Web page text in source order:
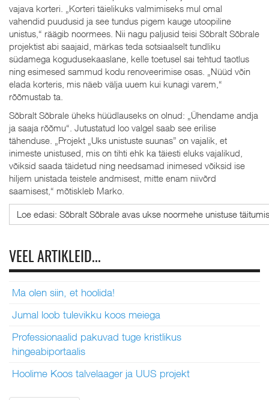
vajava korteri. „Korteri täielikuks valmimiseks mul omal
vahendid puudusid ja see tundus pigem kauge utoopiline
unistus,“ räägib noormees. Nii nagu paljusid teisi Sõbralt Sõbrale
projektist abi saajaid, märkas teda sotsiaalselt tundliku
südamega kogudusekaaslane, kelle toetusel sai tehtud taotlus
ning esimesed sammud kodu renoveerimise osas. „Nüüd võin
elada korteris, mis näeb välja uuem kui kunagi varem,“
rõõmustab ta.
Sõbralt Sõbrale üheks hüüdlauseks on olnud: „Ühendame andja
ja saaja rõõmu“. Jutustatud loo valgel saab see erilise
tähenduse. „Projekt „Uks unistuste suunas” on vajalik, et
inimeste unistused, mis on tihti ehk ka täiesti eluks vajalikud,
võiksid saada täidetud ning needsamad inimesed võiksid ise
hiljem unistada teistele andmisest, mitte enam niivõrd
saamisest,“ mõtiskleb Marko.
Loe edasi: Sõbralt Sõbrale avas ukse noormehe unistuse
VEEL ARTIKLEID...
Ma olen siin, et hoolida!
Jumal loob tulevikku koos meiega
Professionaalid pakuvad tuge kristlikus
hingeabiportaalis
Hoolime Koos talvelaager ja UUS projekt